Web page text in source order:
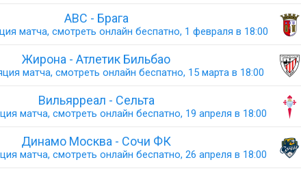
АВС - Брага
матча, смотреть онлайн беспатно, 1 февраля в 18:00
Жирона - Атлетик Бильбао
матча, смотреть онлайн беспатно, 15 марта в 18:00
Вильярреал - Сельта
матча, смотреть онлайн беспатно, 19 апреля в 18:00
Динамо Москва - Сочи ФК
матча, смотреть онлайн беспатно, 26 апреля в 18:00